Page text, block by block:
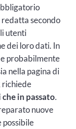
redatta secondo
utenti
dei loro dati. In
probabilmente
nella pagina di
richiede
in passato.
nuove
possibile